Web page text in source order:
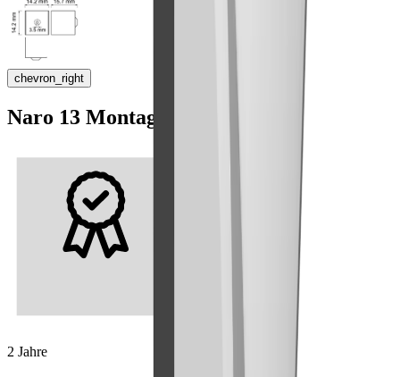
chevron_right
Naro 13 Montageclip
2 Jahre